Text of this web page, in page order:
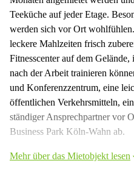
Teeküche auf jeder Etage.
werden sich vor Ort
leckere Mahlzeiten frisch
Fitnesscenter auf dem
nach der Arbeit trainieren
und Konferenzzentrum, eine
öffentlichen Verkehrsmitteln,
ständiger Ansprechpartner vor
Business Park Köln-Wahn ab.
Mehr über das Mietobjekt lesen